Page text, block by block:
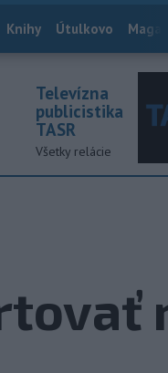
Knihy Útulkovo
Televízna
publicistika
TASR
Všetky relácie